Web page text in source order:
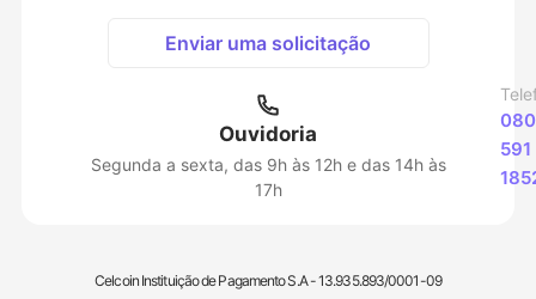
Enviar uma solicitação
Ouvidoria
Segunda a sexta, das 9h às 12h e das 14h às
17h
591
Celcoin Instituição de Pagamento S.A - 13.935.893/0001-09